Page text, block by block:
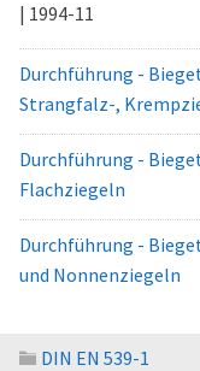
| 1994-11
Durchführung -
Strangfalz-,
Durchführung -
Flachziegeln
Durchführung -
und Nonnenziegeln
DIN EN 539-1